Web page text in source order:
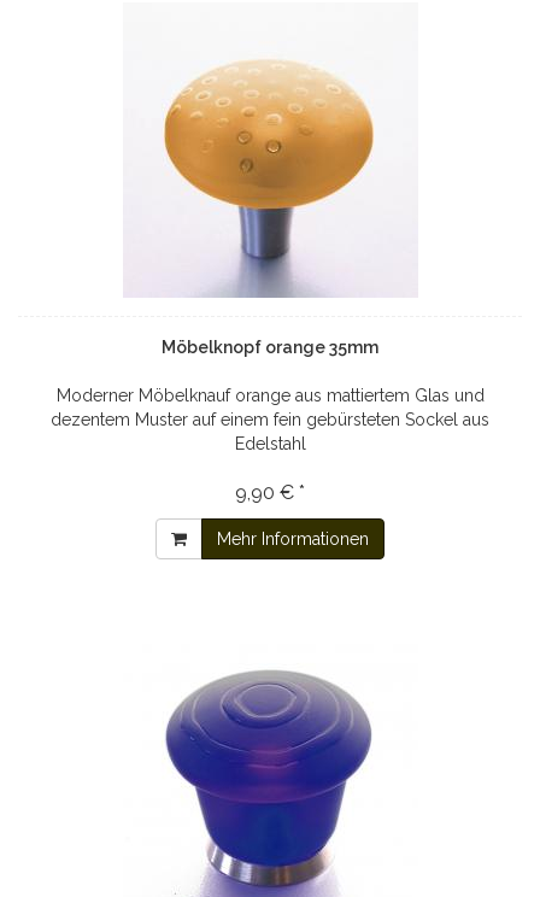
Möbelknopf orange 35mm
Moderner Möbelknauf orange aus mattiertem Glas und
dezentem Muster auf einem fein gebürsteten Sockel aus
Edelstahl
9,90 € *
Mehr Informationen